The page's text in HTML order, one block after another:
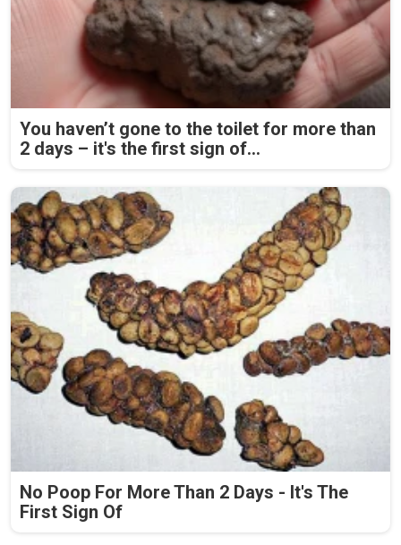
You haven’t gone to the toilet for more than
2 days – it's the first sign of...
No Poop For More Than 2 Days - It's The
First Sign Of